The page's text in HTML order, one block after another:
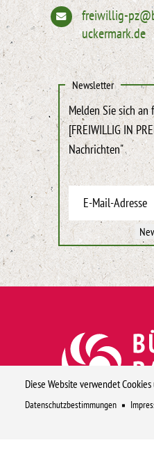
Diese Website verwendet
Datenschutzbestimmungen
freiwillig-
uckermark.de
Newsletter
Melden Sie sich
[FREIWILLIG IN
Nachrichten"